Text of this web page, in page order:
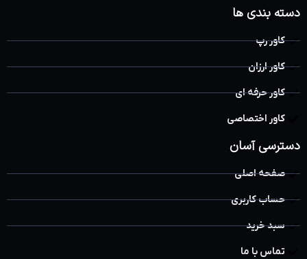
دسته بندی ها
کاور رپ
کاور ارزان
کاور حرفه ای
کاور اختصاصی
دسترسی آسان
صفحه اصلی
حساب کاربری
سبد خرید
تماس با ما